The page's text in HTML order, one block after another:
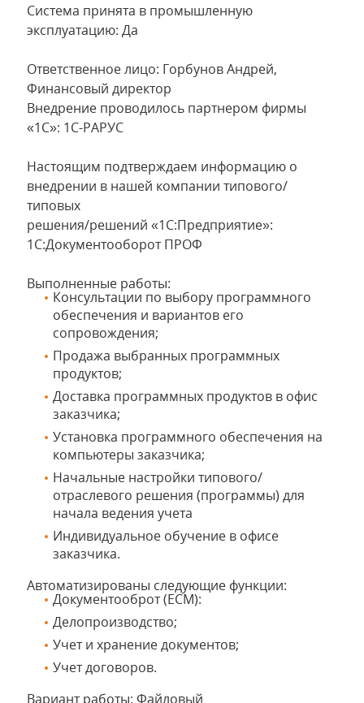
Система принята в промышленную
эксплуатацию: Да
Ответственное лицо: Горбунов Андрей,
Финансовый директор
Внедрение проводилось партнером фирмы
«1С»: 1С-РАРУС
Настоящим подтверждаем информацию о
внедрении в нашей компании типового/
типовых
решения/решений «1С:Предприятие»:
1С:Документооборот ПРОФ
Выполненные работы:
Консультации по выбору программного
обеспечения и вариантов его
сопровождения;
Продажа выбранных программных
продуктов;
Доставка программных продуктов в офис
заказчика;
Установка программного обеспечения на
компьютеры заказчика;
Начальные настройки типового/
отраслевого решения (программы) для
начала ведения учета
Индивидуальное обучение в офисе
заказчика.
Автоматизированы следующие функции:
Документооброт (ЕСМ):
Делопроизводство;
Учет и хранение документов;
Учет договоров.
Вариант работы: Файловый